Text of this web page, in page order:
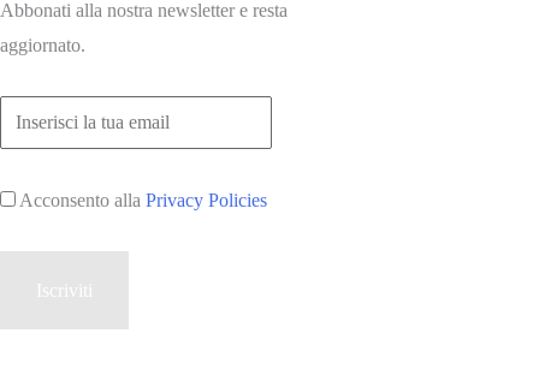
Abbonati alla nostra newsletter e resta
aggiornato.
Acconsento alla Privacy Policies